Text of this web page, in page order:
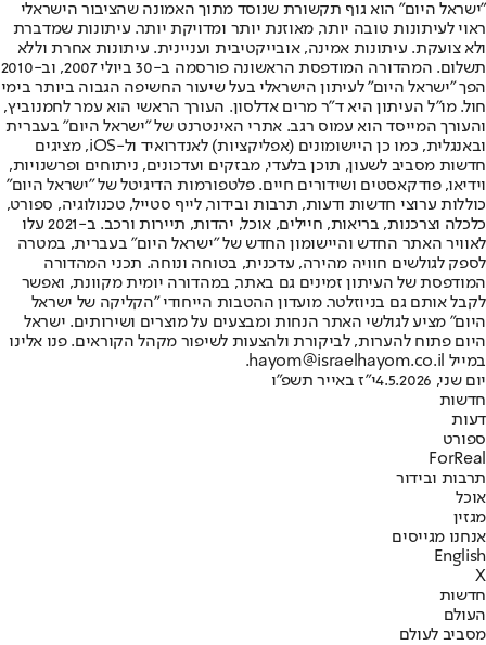
"ישראל היום" הוא גוף תקשורת שנוסד מתוך האמונה שהציבור הישראלי
ראוי לעיתונות טובה יותר, מאוזנת יותר ומדויקת יותר. עיתונות שמדברת
ולא צועקת. עיתונות אמינה, אובייקטיבית ועניינית. עיתונות אחרת וללא
תשלום. המהדורה המודפסת הראשונה פורסמה ב-30 ביולי 2007, וב-2010
הפך "ישראל היום" לעיתון הישראלי בעל שיעור החשיפה הגבוה ביותר בימי
חול. מו"ל העיתון היא ד"ר מרים אדלסון. העורך הראשי הוא עמר לחמנוביץ,
והעורך המייסד הוא עמוס רגב. אתרי האינטרנט של "ישראל היום" בעברית
ובאנגלית, כמו כן היישומונים (אפליקציות) לאנדרואיד ול-iOS, מציגים
חדשות מסביב לשעון, תוכן בלעדי, מבזקים ועדכונים, ניתוחים ופרשנויות,
וידיאו, פודקאסטים ושידורים חיים. פלטפורמות הדיגיטל של "ישראל היום"
כוללות ערוצי חדשות ודעות, תרבות ובידור, לייף סטייל, טכנולוגיה, ספורט,
כלכלה וצרכנות, בריאות, חיילים, אוכל, יהדות, תיירות ורכב. ב-2021 עלו
לאוויר האתר החדש והיישומון החדש של "ישראל היום" בעברית, במטרה
לספק לגולשים חוויה מהירה, עדכנית, בטוחה ונוחה. תכני המהדורה
המודפסת של העיתון זמינים גם באתר, במהדורה יומית מקוונת, ואפשר
לקבל אותם גם בניוזלטר. מועדון ההטבות הייחודי "הקליקה של ישראל
היום" מציע לגולשי האתר הנחות ומבצעים על מוצרים ושירותים. ישראל
היום פתוח להערות, לביקורת ולהצעות לשיפור מקהל הקוראים. פנו אלינו
במייל hayom@israelhayom.co.il.
יום שני, 4.5.2026
י"ז באייר תשפ"ו
חדשות
דעות
ספורט
ForReal
תרבות ובידור
אוכל
מגזין
אנחנו מגייסים
English
X
חדשות
העולם
מסביב לעולם